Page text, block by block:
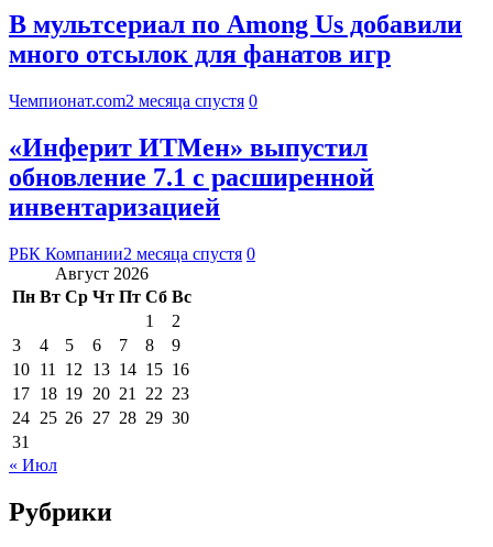
В мультсериал по Among Us добавили
много отсылок для фанатов игр
Чемпионат.com2 месяца спустя 0
«Инферит ИТМен» выпустил
обновление 7.1 с расширенной
инвентаризацией
РБК Компании2 месяца спустя 0
Август 2026
Пн Вт Ср Чт Пт Сб Вс
1
2
3
4 5 6 7 8
9
10 11 12 13 14 15 16
17 18 19 20 21 22 23
24 25 26 27 28 29 30
31
« Июл
Рубрики